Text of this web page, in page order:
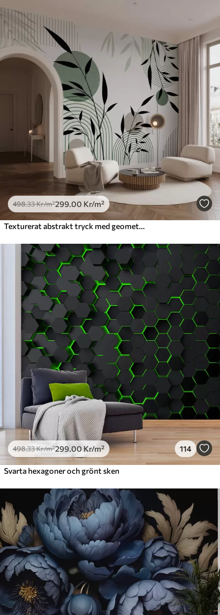
498.33Kr/m²299.00 Kr/m²
Texturerat abstrakt tryck med geometriska former, cirklar och bågar samt svarta och gröna växter på en vit bakgrund
498.33Kr/m²299.00 Kr/m² 114
Svarta hexagoner och grönt sken